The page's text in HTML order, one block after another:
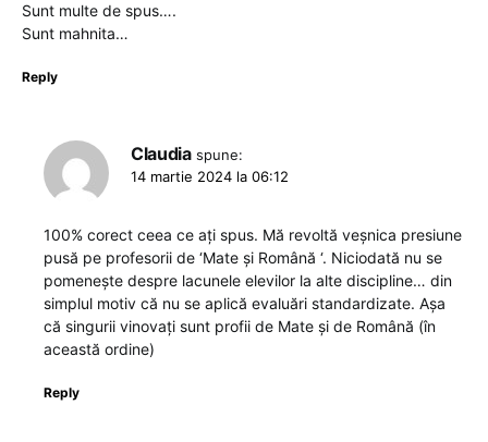
Sunt multe de spus….
Sunt mahnita…
Reply
Claudia spune:
14 martie 2024 la 06:12
100% corect ceea ce ați spus. Mă revoltă veșnica presiune
pusă pe profesorii de ‘Mate și Română ‘. Niciodată nu se
pomenește despre lacunele elevilor la alte discipline… din
simplul motiv că nu se aplică evaluări standardizate. Așa
că singurii vinovați sunt profii de Mate și de Română (în
această ordine)
Reply